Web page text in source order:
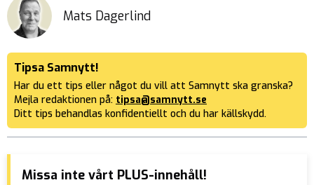
Mats Dagerlind
Tipsa Samnytt!
Har du ett tips eller något du vill att Samnytt ska granska?
Mejla redaktionen på: tipsa@samnytt.se
Ditt tips behandlas konfidentiellt och du har källskydd.
Missa inte vårt PLUS-innehåll!